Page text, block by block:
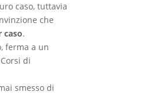
caso, tuttavia
che
caso.
ferma a un
di
smesso di